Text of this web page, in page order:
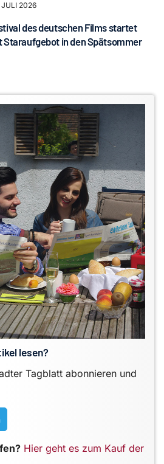
JULI 2026
des deutschen Films startet
Staraufgebot in den Spätsommer
lesen?
Tagblatt abonnieren und
Hier geht es zum Kauf der